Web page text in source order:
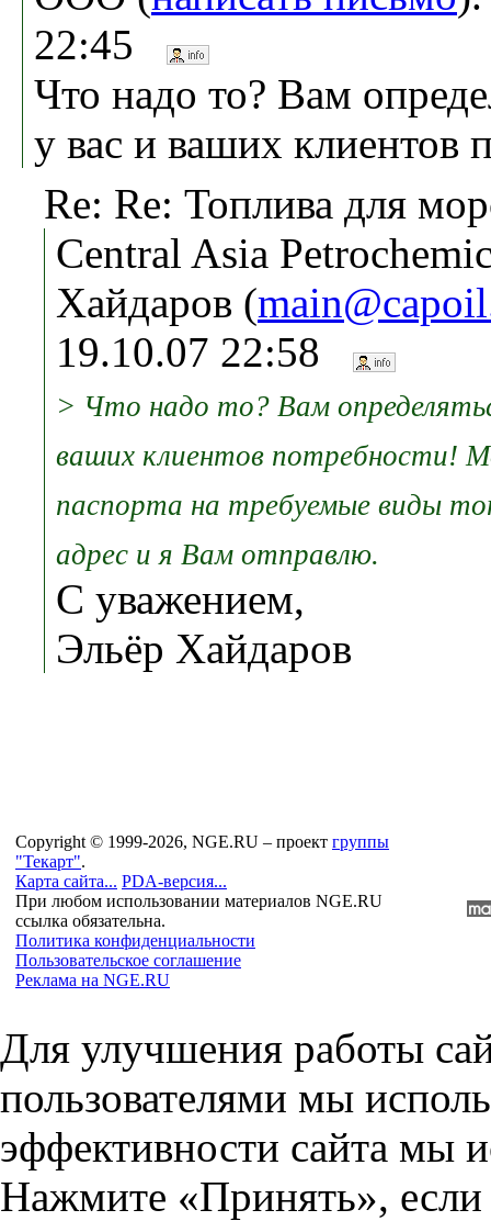
22:45
Что надо то? Вам
у вас и ваших клиентов
Re: Re: Топлива для
Central Asia
Хайдаров (
19.10.07 22:58
> Что надо то? Вам
ваших клиентов потребности!
паспорта на требуемые виды
адрес и я Вам отправлю.
С уважением,
Эльёр Хайдаров
Copyright © 1999-2026, NGE.RU – проект группы
"Текарт".
Карта сайта... PDA-версия...
При любом использовании материалов NGE.RU
ссылка обязательна.
Политика конфиденциальности
Пользовательское соглашение
Реклама на NGE.RU
Для улучшения работы
пользователями мы
эффективности сайта мы
Нажмите «Принять», если